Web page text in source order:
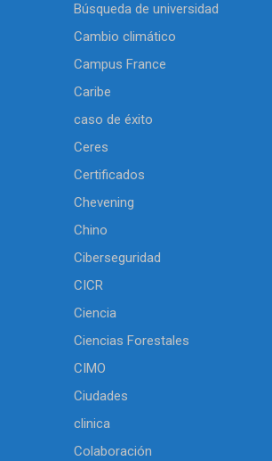
Búsqueda de universidad
Cambio climático
Campus France
Caribe
caso de éxito
Ceres
Certificados
Chevening
Chino
Ciberseguridad
CICR
Ciencia
Ciencias Forestales
CIMO
Ciudades
clinica
Colaboración